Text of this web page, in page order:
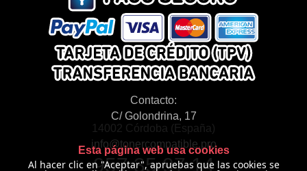
Contacto:
C/ Golondrina, 17
14002 Córdoba (España)
info@tonercompatible.pro
957 35 97 14
Esta página web usa cookies
Al hacer clic en "Aceptar", apruebas que las cookies se